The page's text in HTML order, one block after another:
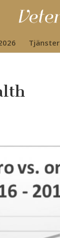
Tjänster